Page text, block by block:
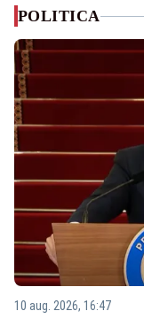
POLITICA
10 aug. 2026, 16:47